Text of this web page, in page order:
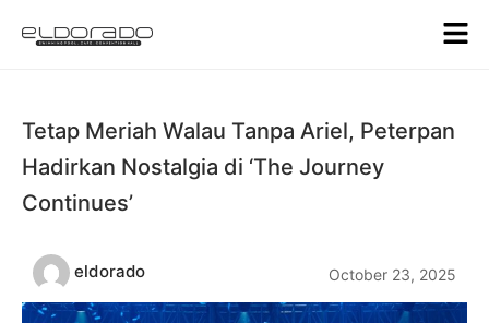
Tetap Meriah Walau Tanpa Ariel, Peterpan
Hadirkan Nostalgia di ‘The Journey
Continues’
eldorado October 23, 2025